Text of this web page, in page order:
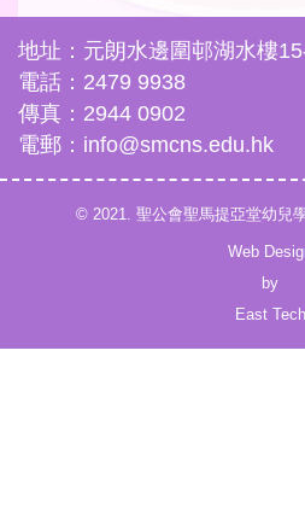
地址：元朗水邊圍邨湖水樓
電話：2479 9938
傳真：2944 0902
電郵：info@smcns.edu.hk
© 2021. 聖公會聖馬提亞堂幼兒
Web
by
East Tech